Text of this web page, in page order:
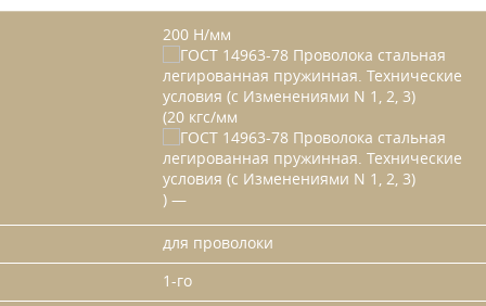
200 Н/мм
(20 кгс/мм
) —
для проволоки
1-го